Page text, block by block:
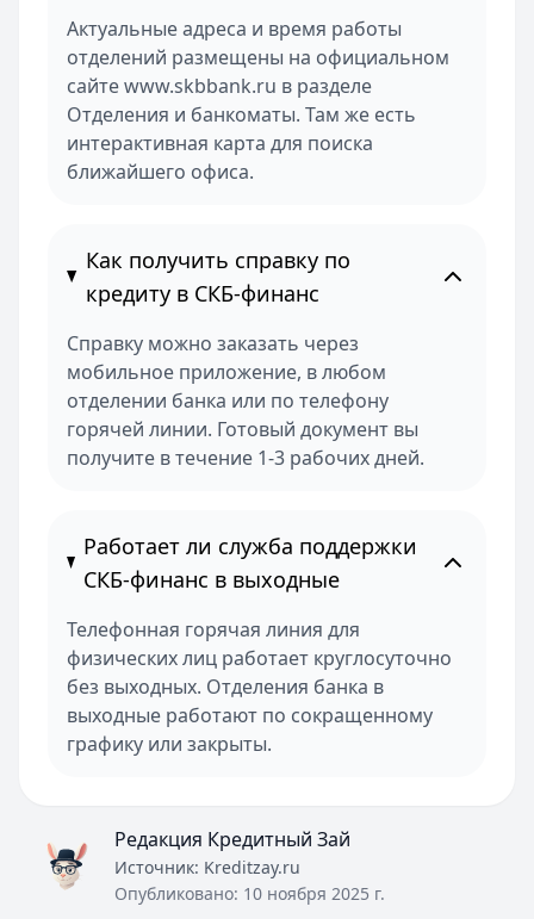
Актуальные адреса и время работы
отделений размещены на официальном
сайте www.skbbank.ru в разделе
Отделения и банкоматы. Там же есть
интерактивная карта для поиска
ближайшего офиса.
Как получить справку по
кредиту в СКБ-финанс
Справку можно заказать через
мобильное приложение, в любом
отделении банка или по телефону
горячей линии. Готовый документ вы
получите в течение 1-3 рабочих дней.
Работает ли служба поддержки
СКБ-финанс в выходные
Телефонная горячая линия для
физических лиц работает круглосуточно
без выходных. Отделения банка в
выходные работают по сокращенному
графику или закрыты.
Редакция Кредитный Зай
Источник: Kreditzay.ru
Опубликовано: 10 ноября 2025 г.